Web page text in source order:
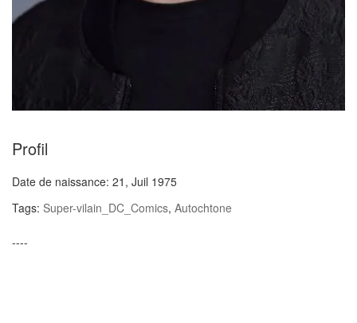
Profil
Date de naissance: 21, Juil 1975
Tags: Super-vilain_DC_Comics, Autochtone
----